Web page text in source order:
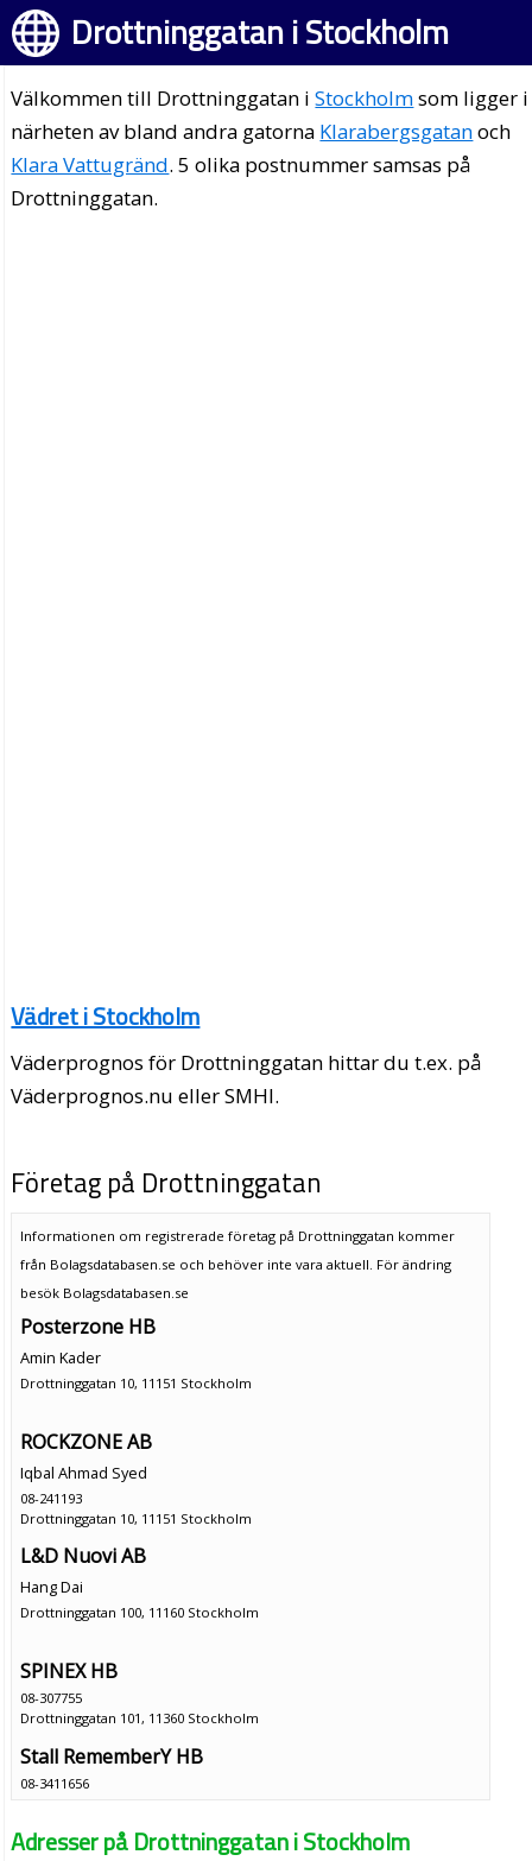
Drottninggatan i Stockholm
Välkommen till Drottninggatan iStockholmsom ligger i
närheten av bland andra gatorna Klarabergsgatanoch
Klara Vattugränd. 5 olika postnummer samsas på
Drottninggatan.
Vädret i Stockholm
Väderprognos för Drottninggatan hittar du t.ex. på
Väderprognos.nu eller SMHI.
Företag på Drottninggatan
Informationen om registrerade företag på Drottninggatan kommer
från Bolagsdatabasen.se och behöver inte vara aktuell. För ändring
besök Bolagsdatabasen.se
Posterzone HB
Amin Kader
Drottninggatan 10, 11151 Stockholm
ROCKZONE AB
Iqbal Ahmad Syed
08-241193
Drottninggatan 10, 11151 Stockholm
L&D Nuovi AB
Hang Dai
Drottninggatan 100, 11160 Stockholm
SPINEX HB
08-307755
Drottninggatan 101, 11360 Stockholm
Stall RememberY HB
08-3411656
Enija AB
Adresser på Drottninggatan i Stockholm